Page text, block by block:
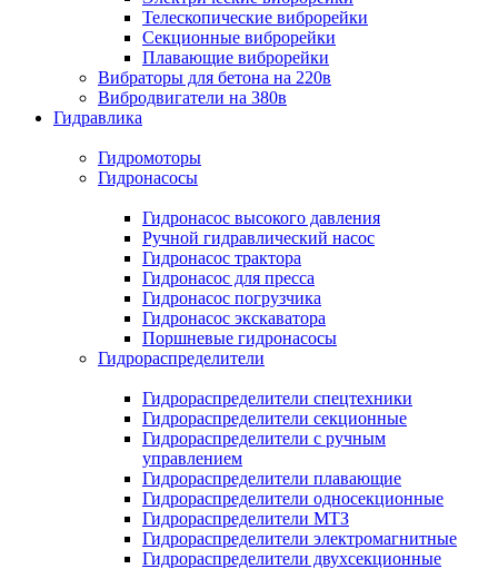
Телескопические виброрейки
Секционные виброрейки
Плавающие виброрейки
Вибраторы для бетона на 220в
Вибродвигатели на 380в
Гидравлика
Гидромоторы
Гидронасосы
Гидронасос высокого давления
Ручной гидравлический насос
Гидронасос трактора
Гидронасос для пресса
Гидронасос погрузчика
Гидронасос экскаватора
Поршневые гидронасосы
Гидрораспределители
Гидрораспределители спецтехники
Гидрораспределители секционные
Гидрораспределители с ручным
управлением
Гидрораспределители плавающие
Гидрораспределители односекционные
Гидрораспределители МТЗ
Гидрораспределители электромагнитные
Гидрораспределители двухсекционные